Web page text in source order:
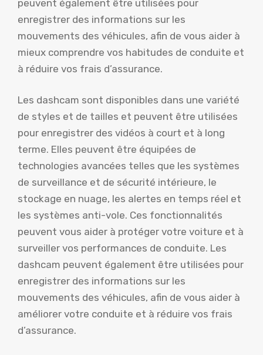
peuvent également être utilisées pour
enregistrer des informations sur les
mouvements des véhicules, afin de vous aider à
mieux comprendre vos habitudes de conduite et
à réduire vos frais d’assurance.
Les dashcam sont disponibles dans une variété
de styles et de tailles et peuvent être utilisées
pour enregistrer des vidéos à court et à long
terme. Elles peuvent être équipées de
technologies avancées telles que les systèmes
de surveillance et de sécurité intérieure, le
stockage en nuage, les alertes en temps réel et
les systèmes anti-vole. Ces fonctionnalités
peuvent vous aider à protéger votre voiture et à
surveiller vos performances de conduite. Les
dashcam peuvent également être utilisées pour
enregistrer des informations sur les
mouvements des véhicules, afin de vous aider à
améliorer votre conduite et à réduire vos frais
d’assurance.